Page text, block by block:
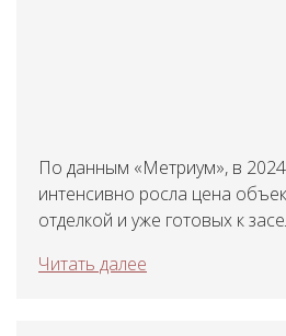
По данным «Метриум», в
интенсивно росла цена
отделкой и уже готовых к
Читать далее